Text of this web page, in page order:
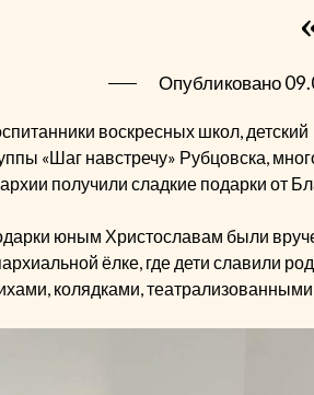
Опубликовано
воскресных школ,
«Шаг навстречу» Рубцовска,
получили сладкие подарки от
юным Христославам были
ёлке, где дети славили
колядками,